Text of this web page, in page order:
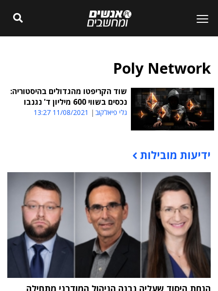
Poly Network
שוד הקריפטו מהגדולים בהיסטוריה:
נכסים בשווי 600 מיליון ד' נגנבו
גלי פיאלקוב 11/08/2021 13:27
תוכן פרסומי
ידיעות מובילות
הנחת היסוד שעליה נבנה הניהול המודרני מתחילה